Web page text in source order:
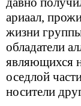
ариаал,
жизни
обладатели
являющихся
оседлой
носители